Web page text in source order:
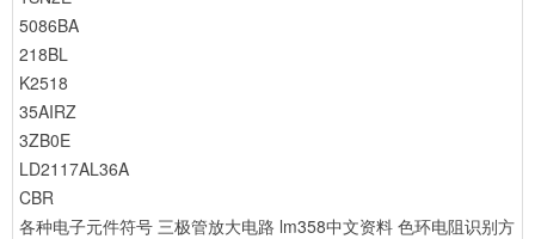
5086BA
218BL
K2518
35AIRZ
3ZB0E
LD2117AL36A
CBR
各种电子元件符号 三极管放大电路 lm358中文资料 色环电阻识别方